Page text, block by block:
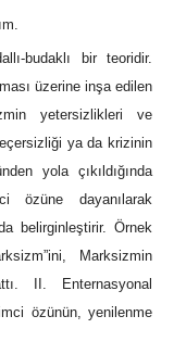
budaklı bir teoridir.
üzerine inşa edilen
yetersizlikleri ve
ya da krizinin
yola çıkıldığında
dayanılarak
belirginleştirir. Örnek
Marksizmin
II. Enternasyonal
özünün, yenilenme